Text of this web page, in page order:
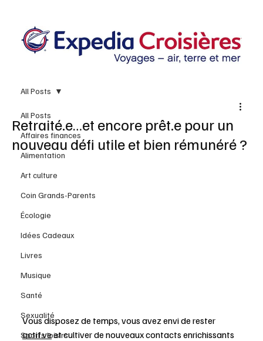
All Posts
Affaires finances
Alimentation
Art culture
Coin Grands-Parents
Écologie
Idées Cadeaux
Livres
Musique
Santé
Sexualité
Sports loisirs
All Posts
Retraité.e…et encore prêt.e pour un
nouveau défi utile et bien rémunéré ?
Vous disposez de temps, vous avez envi de rester
actif.ve et cultiver de nouveaux contacts enrichissants